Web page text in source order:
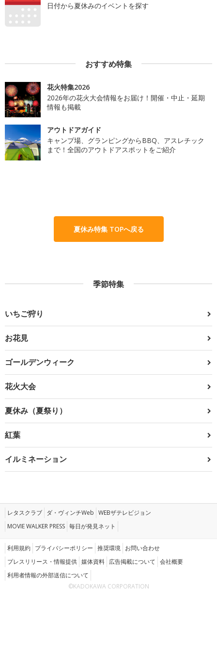
日付から夏休みのイベントを探す
おすすめ特集
花火特集2026
2026年の花火大会情報をお届け！開催・中止・延期
情報も掲載
アウトドアガイド
キャンプ場、グランピングからBBQ、アスレチック
まで！全国のアウトドアスポットをご紹介
夏休み特集 TOPへ戻る
季節特集
いちご狩り
お花見
ゴールデンウィーク
花火大会
夏休み（夏祭り）
紅葉
イルミネーション
レタスクラブ ダ・ヴィンチWeb WEBザテレビジョン
MOVIE WALKER PRESS 毎日が発見ネット
利用規約 プライバシーポリシー 推奨環境 お問い合わせ
プレスリリース・情報提供 媒体資料 広告掲載について 会社概要
利用者情報の外部送信について
©KADOKAWA CORPORATION